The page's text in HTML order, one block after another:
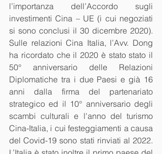
l’importanza dell’Accordo sugli
investimenti Cina – UE (i cui negoziati
si sono conclusi il 30 dicembre 2020).
Sulle relazioni Cina Italia, l’Avv. Dong
ha ricordato che il 2020 è stato stato il
50° anniversario delle Relazioni
Diplomatiche tra i due Paesi e già 16
anni dalla firma del partenariato
strategico ed il 10° anniversario degli
scambi culturali e l'anno del turismo
Cina-Italia, i cui festeggiamenti a causa
del Covid-19 sono stati rinviati al 2022.